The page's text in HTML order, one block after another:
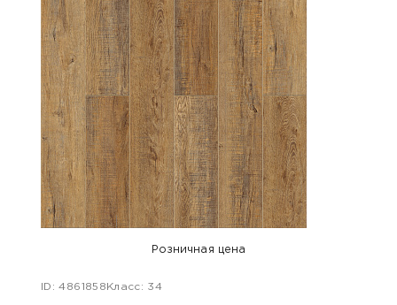
Розничная цена
ID: 4861858 Класс: 34